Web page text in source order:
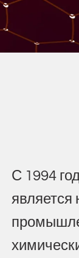
С 1994
является